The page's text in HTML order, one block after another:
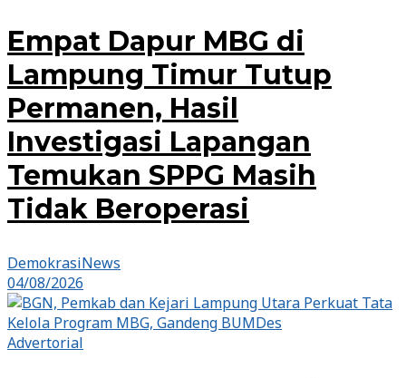
Empat Dapur MBG di
Lampung Timur Tutup
Permanen, Hasil
Investigasi Lapangan
Temukan SPPG Masih
Tidak Beroperasi
DemokrasiNews
04/08/2026
Advertorial